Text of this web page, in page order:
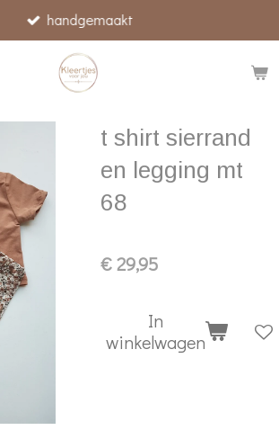
handgemaakt
t shirt sierrand
en legging mt
68
€ 29,95
In
winkelwagen